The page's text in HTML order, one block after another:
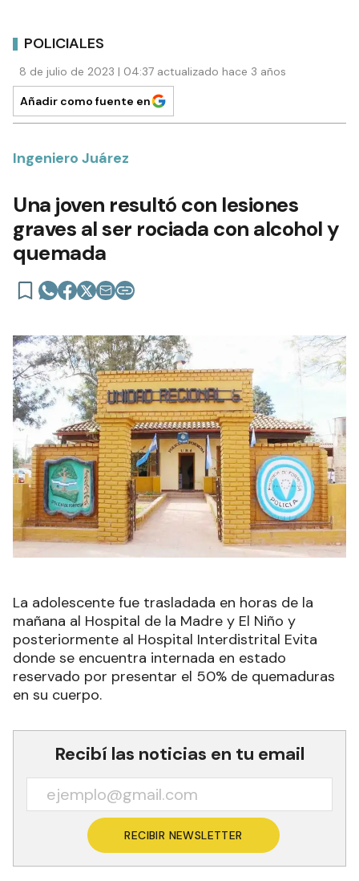
POLICIALES
8 de julio de 2023 | 04:37 actualizado hace 3 años
Añadir como fuente en
Ingeniero Juárez
Una joven resultó con lesiones
graves al ser rociada con alcohol y
quemada
La adolescente fue trasladada en horas de la
mañana al Hospital de la Madre y El Niño y
posteriormente al Hospital Interdistrital Evita
donde se encuentra internada en estado
reservado por presentar el 50% de quemaduras
en su cuerpo.
Recibí las noticias en tu email
RECIBIR NEWSLETTER